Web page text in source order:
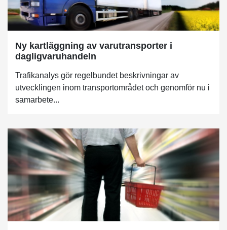
Ny kartläggning av varutransporter i
dagligvaruhandeln
Trafikanalys gör regelbundet beskrivningar av
utvecklingen inom transportområdet och genomför nu i
samarbete...